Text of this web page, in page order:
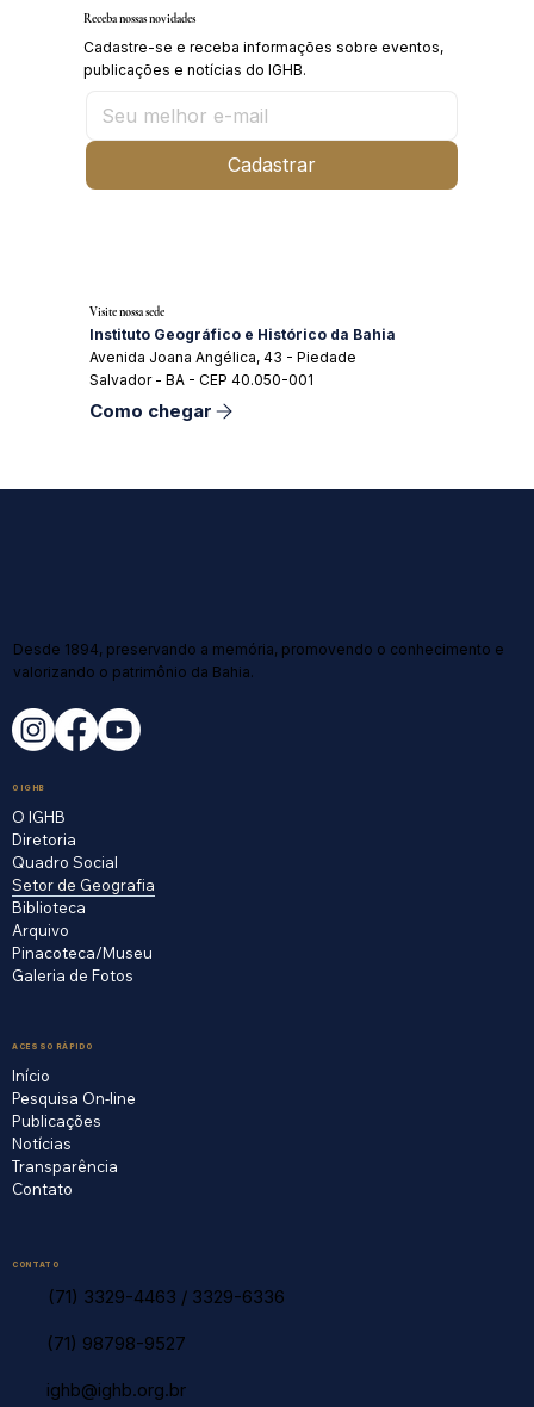
Receba nossas novidades
Cadastre-se e receba informações sobre eventos,
publicações e notícias do IGHB.
Cadastrar
Visite nossa sede
Instituto Geográfico e Histórico da Bahia
Avenida Joana Angélica, 43 - Piedade
Salvador - BA - CEP 40.050-001
Como chegar
Desde 1894, preservando a memória, promovendo o conhecimento e
valorizando o patrimônio da Bahia.
O IGHB
O IGHB
Diretoria
Quadro Social
Setor de Geografia
Biblioteca
Arquivo
Pinacoteca/Museu
Galeria de Fotos
ACESSO RÁPIDO
Início
Pesquisa On-line
Publicações
Notícias
Transparência
Contato
CONTATO
(71) 3329-4463 / 3329-6336
(71) 98798-9527
ighb@ighb.org.br